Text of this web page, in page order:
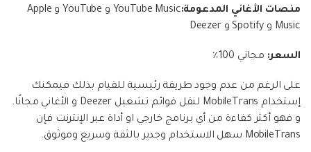
منصات الأغاني المدعومة:
YouTube Music و YouTube و Apple
Music و Spotify و Deezer
السعر: مجاني 100٪
على الرغم من عدم وجود طريقة رئيسية للقيام بذلك فيمكنك
إستخدام MobileTrans لنقل قوائم تشغيل Deezer و الأغاني مجانًا.
و فهو أكثر كفاءة من أي برنامج خارجي او أداة عبر الإنترنت فإن
MobileTrans سهل الاستخدام وجدير بالثقة وسريع وموثوق.